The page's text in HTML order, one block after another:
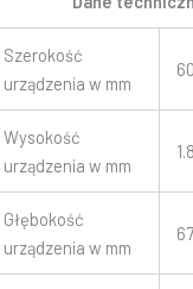
Szerokość
urządzenia w mm
Wysokość
urządzenia w mm
Głębokość
urządzenia w mm